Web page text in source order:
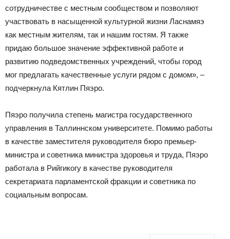
сотрудничестве с местным сообществом и позволяют
участвовать в насыщенной культурной жизни Ласнамяэ
как местным жителям, так и нашим гостям. Я также
придаю большое значение эффективной работе и
развитию подведомственных учреждений, чтобы город
мог предлагать качественные услуги рядом с домом», –
подчеркнула Кятлин Пяэро.
Пяэро получила степень магистра государственного
управления в Таллиннском университете. Помимо работы
в качестве заместителя руководителя бюро премьер-
министра и советника министра здоровья и труда, Пяэро
работала в Рийгикогу в качестве руководителя
секретариата парламентской фракции и советника по
социальным вопросам.